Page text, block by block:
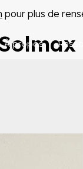
pour plus de
À propos